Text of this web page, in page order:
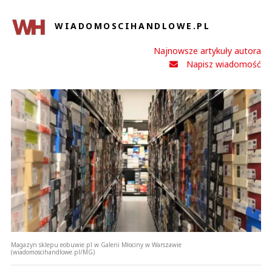
WIADOMOSCIHANDLOWE.PL
Najnowsze artykuły autora
Napisz wiadomość
Magazyn sklepu eobuwie.pl w Galerii Młociny w Warszawie
(wiadomoscihandlowe.pl/MG)